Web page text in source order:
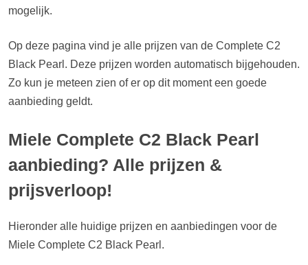
mogelijk.
Op deze pagina vind je alle prijzen van de Complete C2
Black Pearl. Deze prijzen worden automatisch bijgehouden.
Zo kun je meteen zien of er op dit moment een goede
aanbieding geldt.
Miele Complete C2 Black Pearl
aanbieding? Alle prijzen &
prijsverloop!
Hieronder alle huidige prijzen en aanbiedingen voor de
Miele Complete C2 Black Pearl.